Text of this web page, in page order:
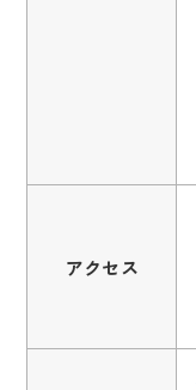
アクセス